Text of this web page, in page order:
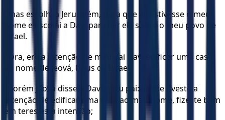
mas escolhi a Jerusalém, para que ali estivesse o meu
nome e escolhi a Davi para ser ele sobre o meu povo de
Israel.
Ora, era a intenção de meu pai Davi edificar uma casa
ao nome de Jeová, Deus de Israel.
Porém Jeová disse a Davi, meu pai: Já que tiveste a
intenção de edificar uma casa ao meu nome, fizeste bem
em teres esta intenção;